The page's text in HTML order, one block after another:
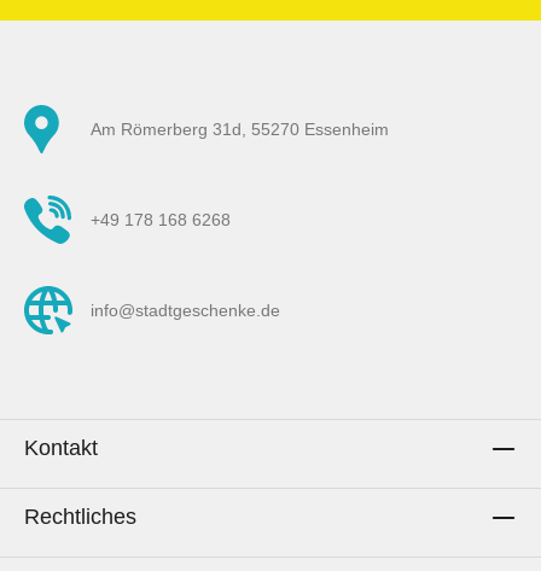
Am Römerberg 31d, 55270 Essenheim
+49 178 168 6268
info@stadtgeschenke.de
Kontakt
Rechtliches